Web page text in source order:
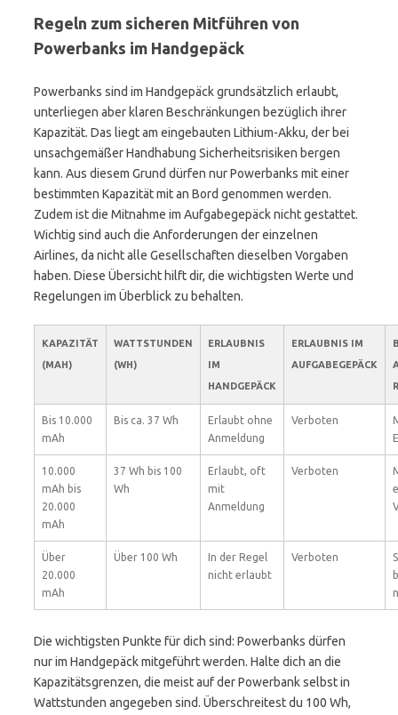
Regeln zum sicheren Mitführen von
Powerbanks im Handgepäck
Powerbanks sind im Handgepäck grundsätzlich erlaubt,
unterliegen aber klaren Beschränkungen bezüglich ihrer
Kapazität. Das liegt am eingebauten Lithium-Akku, der bei
unsachgemäßer Handhabung Sicherheitsrisiken bergen
kann. Aus diesem Grund dürfen nur Powerbanks mit einer
bestimmten Kapazität mit an Bord genommen werden.
Zudem ist die Mitnahme im Aufgabegepäck nicht gestattet.
Wichtig sind auch die Anforderungen der einzelnen
Airlines, da nicht alle Gesellschaften dieselben Vorgaben
haben. Diese Übersicht hilft dir, die wichtigsten Werte und
Regelungen im Überblick zu behalten.
KAPAZITÄT
(MAH)
WATTSTUNDEN
(WH)
ERLAUBNIS
IM
HANDGEPÄCK
ERLAUBNIS IM
AUFGABEGEPÄCK
Bis 10.000
mAh
Bis ca. 37 Wh
Erlaubt ohne
Anmeldung
Verboten
10.000
mAh bis
20.000
mAh
37 Wh bis 100
Wh
Erlaubt, oft
mit
Anmeldung
Verboten
Über
20.000
mAh
Über 100 Wh
In der Regel
nicht erlaubt
Verboten
Die wichtigsten Punkte für dich sind: Powerbanks dürfen
nur im Handgepäck mitgeführt werden. Halte dich an die
Kapazitätsgrenzen, die meist auf der Powerbank selbst in
Wattstunden angegeben sind. Überschreitest du 100 Wh,